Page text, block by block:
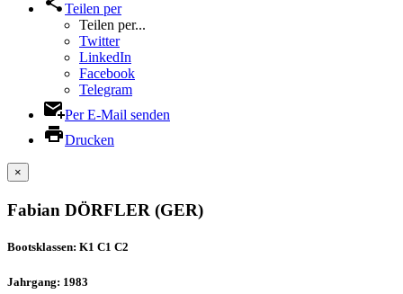
Teilen per
Teilen per...
Twitter
LinkedIn
Facebook
Telegram
Per E-Mail senden
Drucken
×
Fabian DÖRFLER (GER)
Bootsklassen: K1 C1 C2
Jahrgang: 1983